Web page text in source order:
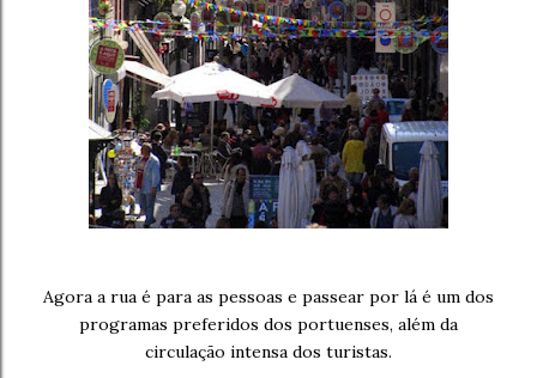
Agora a rua é para as pessoas e passear por lá é um dos
programas preferidos dos portuenses, além da
circulação intensa dos turistas.